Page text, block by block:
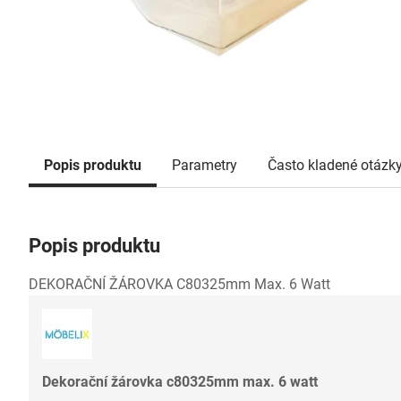
Popis produktu Parametry Často kladené
Popis produktu
DEKORAČNÍ ŽÁROVKA C80325mm Max. 6 Watt
Dekorační žárovka c80325mm max. 6 watt